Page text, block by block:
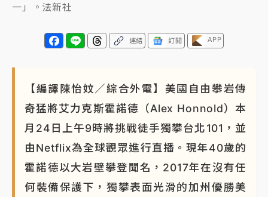
一」。法新社
連結 訂閱 APP
【編譯陳怡妏／綜合外電】美國自由攀岩傳
奇猛將艾力克斯霍諾德（Alex Honnold）本
月24日上午9時將挑戰徒手獨攀台北101，並
由Netflix為全球觀眾進行直播。現年40歲的
霍諾德以大岩壁攀登聞名，2017年在沒有任
何裝備保護下，獨攀表面光滑的加州優勝美